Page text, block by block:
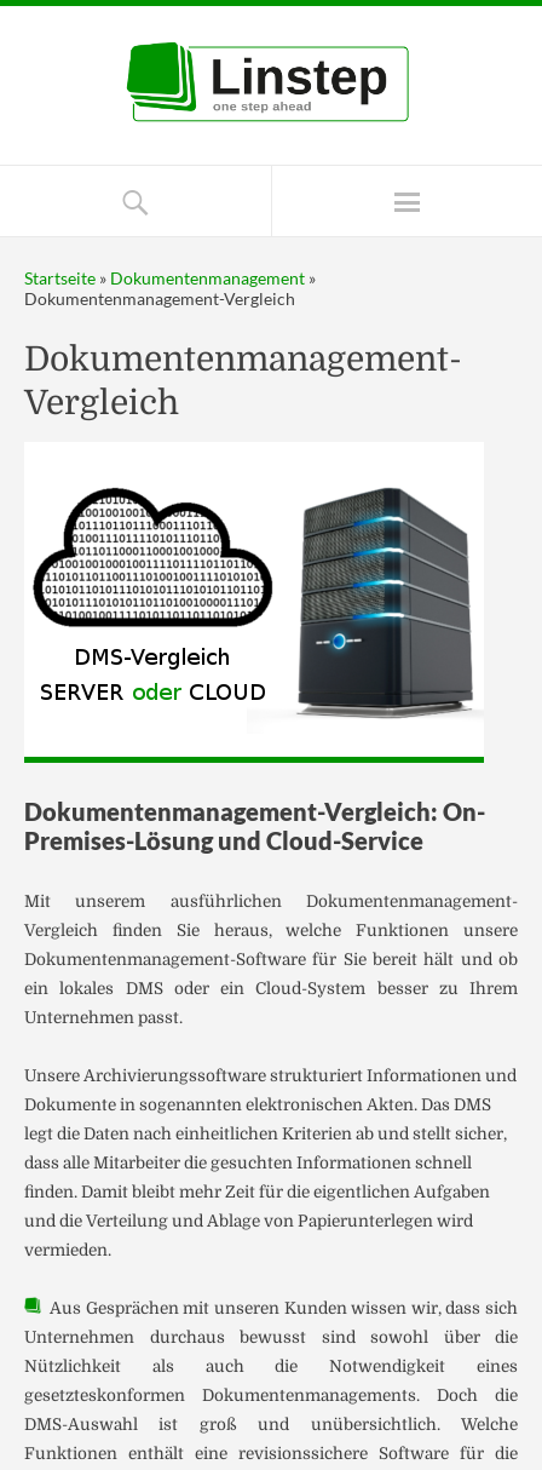
Startseite » Dokumentenmanagement »
Dokumentenmanagement-Vergleich
Dokumentenmanagement-
Vergleich
Dokumentenmanagement-Vergleich: On-
Premises-Lösung und Cloud-Service
Mit unserem ausführlichen Dokumentenmanagement-
Vergleich finden Sie heraus, welche Funktionen unsere
Dokumenten­management-Software für Sie bereit hält und ob
ein lokales DMS oder ein Cloud-System besser zu Ihrem
Unternehmen passt.
Unsere Archivierungssoftware strukturiert Informationen und
Dokumente in sogenannten elektronischen Akten. Das DMS
legt die Daten nach einheitlichen Kriterien ab und stellt sicher,
dass alle Mitarbeiter die gesuchten Informationen schnell
finden. Damit bleibt mehr Zeit für die eigentlichen Aufgaben
und die Verteilung und Ablage von Papierunterlegen wird
vermieden.
Aus Gesprächen mit unseren Kunden wissen wir, dass sich
Unternehmen durchaus bewusst sind sowohl über die
Nützlichkeit als auch die Notwendigkeit eines
gesetzteskonformen Dokumentenmanagements. Doch die
DMS-Auswahl ist groß und unübersichtlich. Welche
Funktionen enthält eine revisionssichere Software für die